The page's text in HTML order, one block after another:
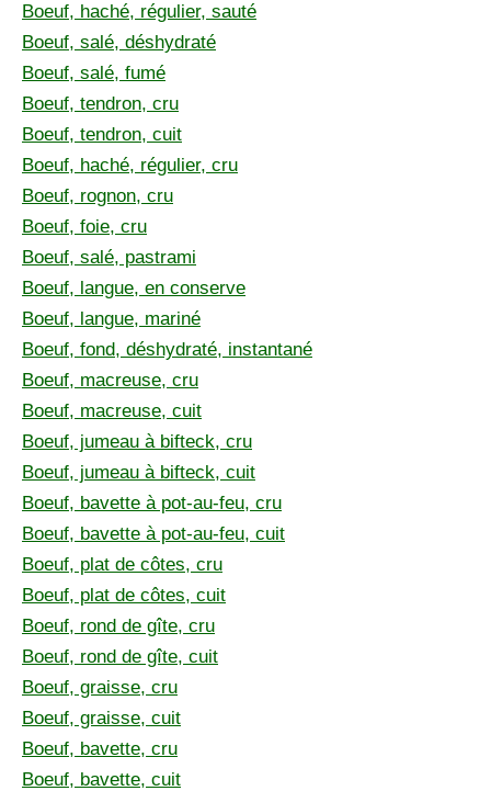
Boeuf, haché, régulier, sauté
Boeuf, salé, déshydraté
Boeuf, salé, fumé
Boeuf, tendron, cru
Boeuf, tendron, cuit
Boeuf, haché, régulier, cru
Boeuf, rognon, cru
Boeuf, foie, cru
Boeuf, salé, pastrami
Boeuf, langue, en conserve
Boeuf, langue, mariné
Boeuf, fond, déshydraté, instantané
Boeuf, macreuse, cru
Boeuf, macreuse, cuit
Boeuf, jumeau à bifteck, cru
Boeuf, jumeau à bifteck, cuit
Boeuf, bavette à pot-au-feu, cru
Boeuf, bavette à pot-au-feu, cuit
Boeuf, plat de côtes, cru
Boeuf, plat de côtes, cuit
Boeuf, rond de gîte, cru
Boeuf, rond de gîte, cuit
Boeuf, graisse, cru
Boeuf, graisse, cuit
Boeuf, bavette, cru
Boeuf, bavette, cuit